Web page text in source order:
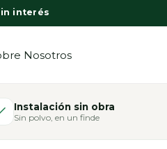
interés
Nosotros
Instalación sin obra
Sin polvo, en un finde